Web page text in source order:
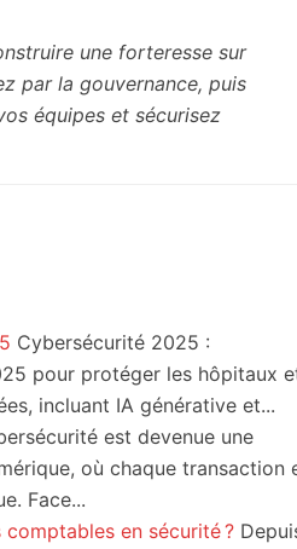
une forteresse sur
par la gouvernance, puis
équipes et sécurisez
Cybersécurité 2025 :
pour protéger les hôpitaux
incluant IA générative et...
est devenue une
où chaque transaction
Face...
en sécurité ?